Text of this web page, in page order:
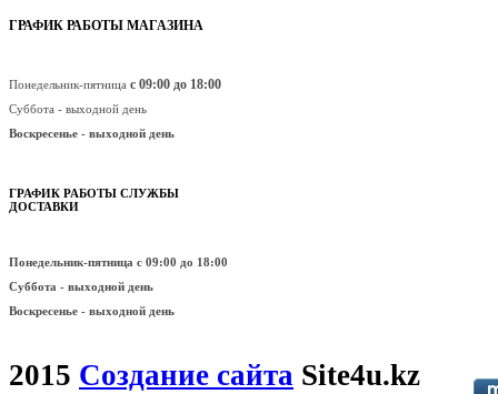
ГРАФИК РАБОТЫ МАГАЗИНА
Понедельник-пятница с 09:00 до 18:00
Суббота - выходной день
Воскресенье - выходной день
ГРАФИК РАБОТЫ СЛУЖБЫ
ДОСТАВКИ
Понедельник-пятница с 09:00 до 18:00
Суббота - выходной день
Воскресенье - выходной день
2015 Создание сайта Site4u.kz